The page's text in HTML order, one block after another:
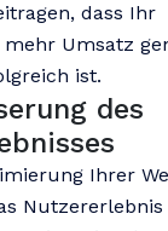
dass Ihr
Umsatz
ist.
des
Ihrer